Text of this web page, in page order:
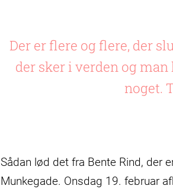
Der er flere og flere, der
der sker i verden og
noget.
Sådan lød det fra Bente Rind, der
Munkegade. Onsdag 19. februar